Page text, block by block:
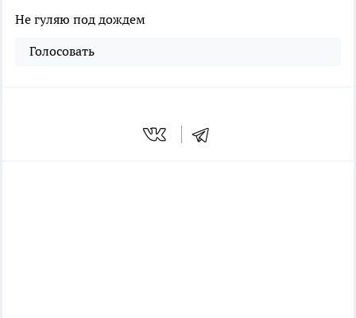
Не гуляю под дождем
Голосовать